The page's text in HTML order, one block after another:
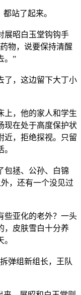
站了起来。
展昭白玉堂钩钩手
物，说要保持清醒
。”
了，这边留下大丁小
上，他的家人和学生
现在处于高度保护状
近，拒绝探视。只留
包拯、公孙、白锦
，还有一个没见过
些亚化的老外？一头
，皮肤雪白十分养
弹组新组长，王队